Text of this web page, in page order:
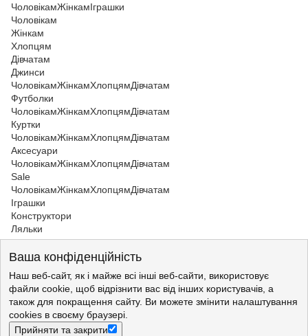
ЧоловікамЖінкамІграшки
Чоловікам
Жінкам
Хлопцям
Дівчатам
Джинси
ЧоловікамЖінкамХлопцямДівчатам
Футболки
ЧоловікамЖінкамХлопцямДівчатам
Куртки
ЧоловікамЖінкамХлопцямДівчатам
Аксесуари
ЧоловікамЖінкамХлопцямДівчатам
Sale
ЧоловікамЖінкамХлопцямДівчатам
Іграшки
Конструктори
Ляльки
Ваша конфіденційність
Наш веб-сайт, як і майже всі інші веб-сайти, використовує
файли cookie, щоб відрізнити вас від інших користувачів, а
також для покращення сайту. Ви можете змінити налаштування
cookies в своєму браузері.
Прийняти та закрити
Іграшки>Ляльки>Ляльки Berjuan
Лялька My girl pelirroja 35 см BERJUAN (894)